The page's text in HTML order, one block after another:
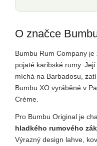
O značce
Bumbu Rum Company
pojaté karibské rumy.
míchá na Barbadosu,
Bumbu XO vyráběné v
Crème.
Pro Bumbu Original je
hladkého rumového
Výrazný design lahve,